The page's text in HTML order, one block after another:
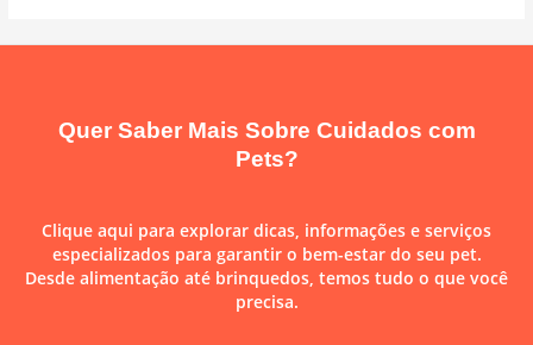
Quer Saber Mais Sobre Cuidados com
Pets?
Clique aqui para explorar dicas, informações e serviços
especializados para garantir o bem-estar do seu pet.
Desde alimentação até brinquedos, temos tudo o que você
precisa.